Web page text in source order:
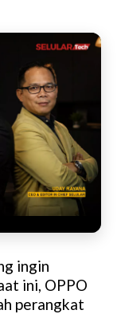
ingin
ini, OPPO
perangkat